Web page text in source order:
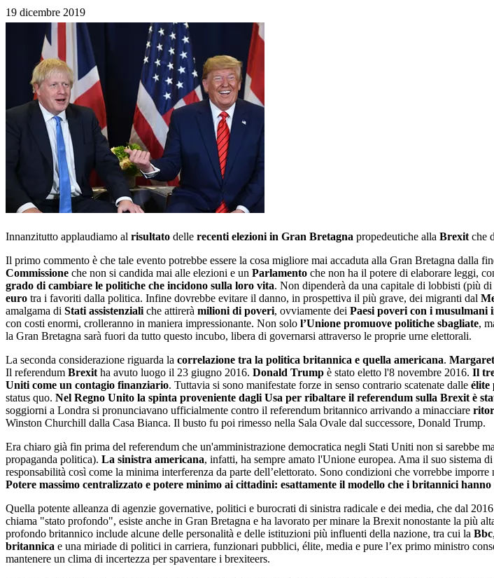
19 dicembre 2019
Innanzitutto applaudiamo al risultato delle recenti elezioni in Gran Bretagna propedeutiche alla Brexit che
Il primo commento è che tale evento potrebbe essere la cosa migliore mai accaduta alla Gran Bretagna dalla
Commissione che non si candida mai alle elezioni e un Parlamento che non ha il potere di elaborare leggi,
grado di cambiare le politiche che incidono sulla loro vita. Non dipenderà da una capitale di lobbisti (più
euro tra i favoriti dalla politica. Infine dovrebbe evitare il danno, in prospettiva il più grave, dei migranti dal
amalgama di Stati assistenziali che attirerà milioni di poveri, ovviamente dei Paesi poveri con i musulmani
con costi enormi, crolleranno in maniera impressionante. Non solo l’Unione promuove politiche sbagliate,
la Gran Bretagna sarà fuori da tutto questo incubo, libera di governarsi attraverso le proprie urne elettorali.
La seconda considerazione riguarda la correlazione tra la politica britannica e quella americana.
Il referendum Brexit ha avuto luogo il 23 giugno 2016. Donald Trump è stato eletto l'8 novembre 2016. Il
Uniti come un contagio finanziario. Tuttavia si sono manifestate forze in senso contrario scatenate dalle élite
status quo. Nel Regno Unito la spinta proveniente dagli Usa per ribaltare il referendum sulla Brexit è
soggiorni a Londra si pronunciavano ufficialmente contro il referendum britannico arrivando a minacciare
Winston Churchill dalla Casa Bianca. Il busto fu poi rimesso nella Sala Ovale dal successore, Donald Trump.
Era chiaro già fin prima del referendum che un'amministrazione democratica negli Stati Uniti non si sarebbe
propaganda politica). La sinistra americana, infatti, ha sempre amato l'Unione europea. Ama il suo sistema
responsabilità così come la minima interferenza da parte dell’elettorato. Sono condizioni che vorrebbe
Potere massimo centralizzato e potere minimo ai cittadini: esattamente il modello che i britannici
Quella potente alleanza di agenzie governative, politici e burocrati di sinistra radicale e dei media, che dal
chiama "stato profondo", esiste anche in Gran Bretagna e ha lavorato per minare la Brexit nonostante la più
profondo britannico include alcune delle personalità e delle istituzioni più influenti della nazione, tra cui la Bbc
britannica e una miriade di politici in carriera, funzionari pubblici, élite, media e pure l’ex primo ministro
mantenere un clima di incertezza per spaventare i brexiteers.